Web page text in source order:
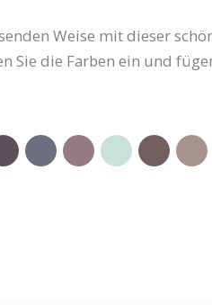
Weise mit dieser
Sie die Farben ein und